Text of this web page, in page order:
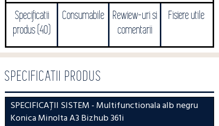
Specificatii
produs (40)
Consumabile
Rewiew-uri si
comentarii
Fisiere utile
SPECIFICATII PRODUS
SPECIFICAȚII SISTEM - Multifunctionala alb negru
Konica Minolta A3 Bizhub 361i